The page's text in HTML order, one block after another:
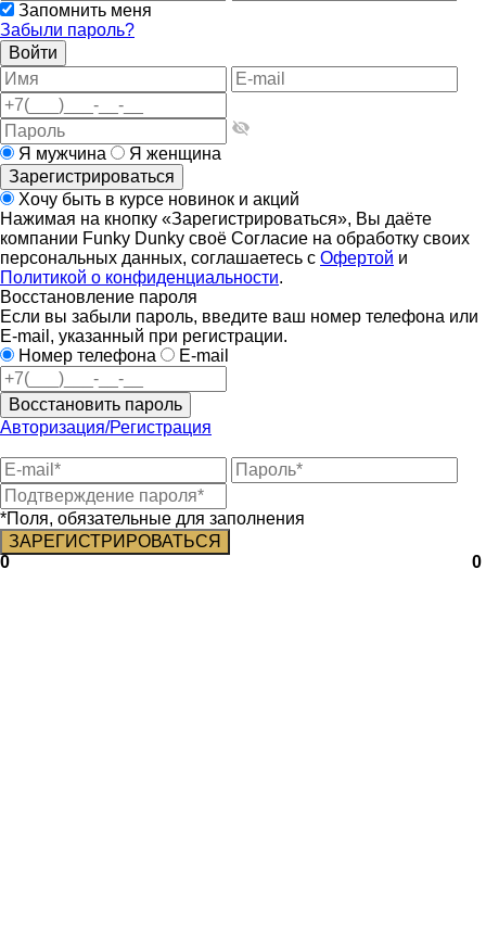
0 0
Запомнить меня
Забыли пароль?
Войти
Я мужчина
Я женщина
Зарегистрироваться
Хочу быть в курсе новинок и акций
Нажимая на кнопку «Зарегистрироваться», Вы даёте
компании Funky Dunky своё Согласие на обработку своих
персональных данных, соглашаетесь с Офертой и
Политикой о конфиденциальности.
Восстановление пароля
Если вы забыли пароль, введите ваш номер телефона или
E-mail, указанный при регистрации.
Номер телефона
E-mail
Восстановить пароль
Авторизация/Регистрация
*Поля, обязательные для заполнения